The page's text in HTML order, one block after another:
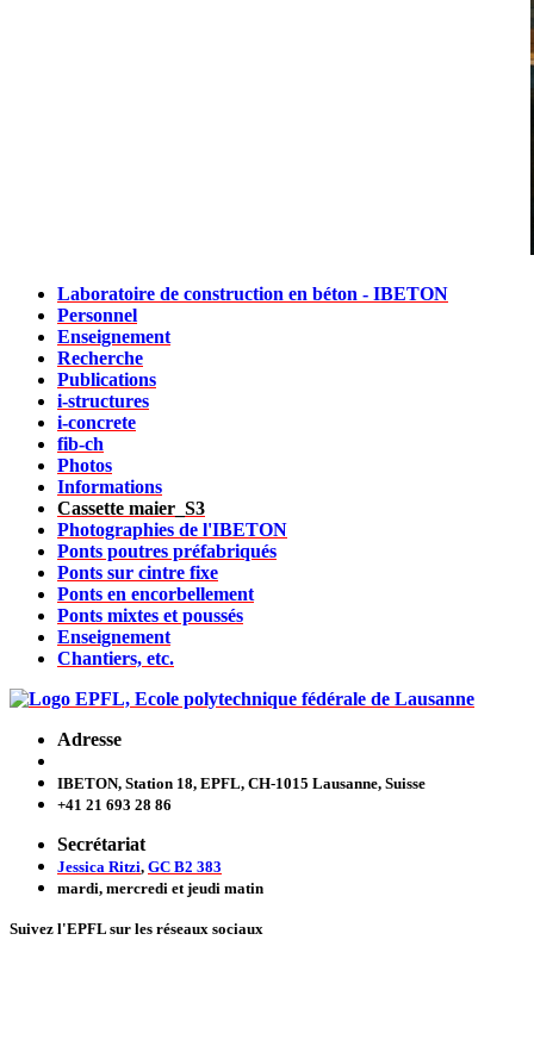
Laboratoire de construction en béton - IBETON
Personnel
Enseignement
Recherche
Publications
i-structures
i-concrete
fib-ch
Photos
Informations
Cassette maier_S3
Photographies de l'IBETON
Ponts poutres préfabriqués
Ponts sur cintre fixe
Ponts en encorbellement
Ponts mixtes et poussés
Enseignement
Chantiers, etc.
Adresse
IBETON, Station 18, EPFL, CH-1015 Lausanne, Suisse
+41 21 693 28 86
Secrétariat
Jessica Ritzi, GC B2 383
mardi, mercredi et jeudi matin
Suivez l'EPFL sur les réseaux sociaux